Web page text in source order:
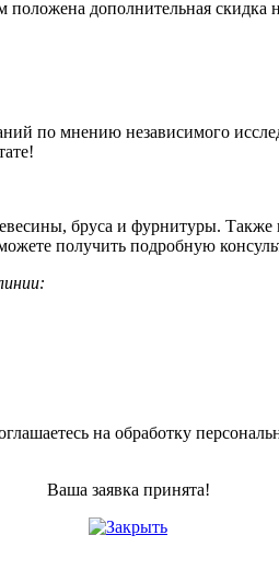
дополнительная скидка
по мнению независимого
бруса и фурнитуры.
получить подробную
на обработку
Ваша заявка принята!